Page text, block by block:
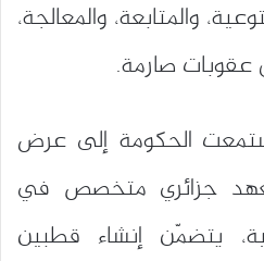
والمتابعة، والمعالجة،
عقوبات صارمة.
الحكومة إلى عرض
جزائري متخصص في
يتضمّن إنشاء قطبين